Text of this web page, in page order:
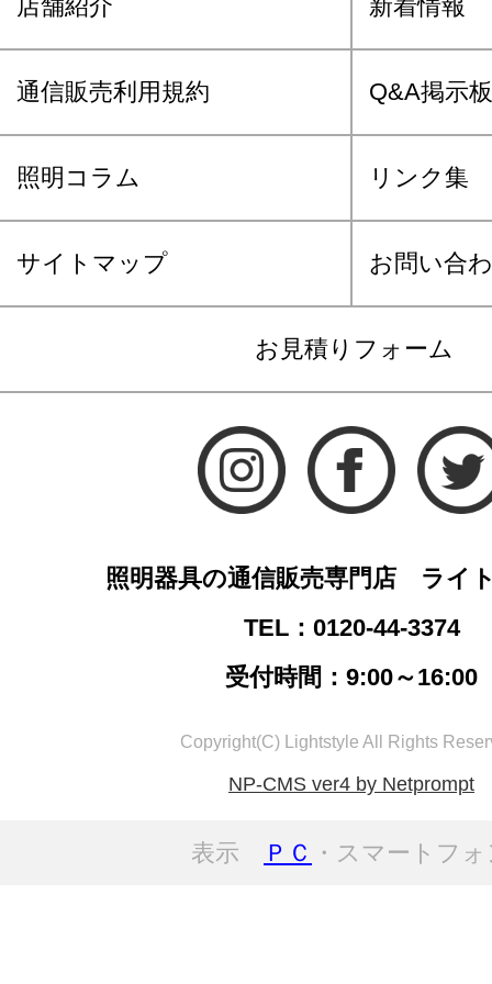
店舗紹介 新着情報
通信販売利用規約 Q&A掲示板
照明コラム リンク集
サイトマップ お問い合
お見積りフォーム
照明器具の通信販売専門店 ライ
TEL：0120-44-3374
受付時間：9:00～16:00
Copyright(C) Lightstyle All Rights
NP-CMS ver4 by Netprompt
表示 ＰＣ ・スマートフ